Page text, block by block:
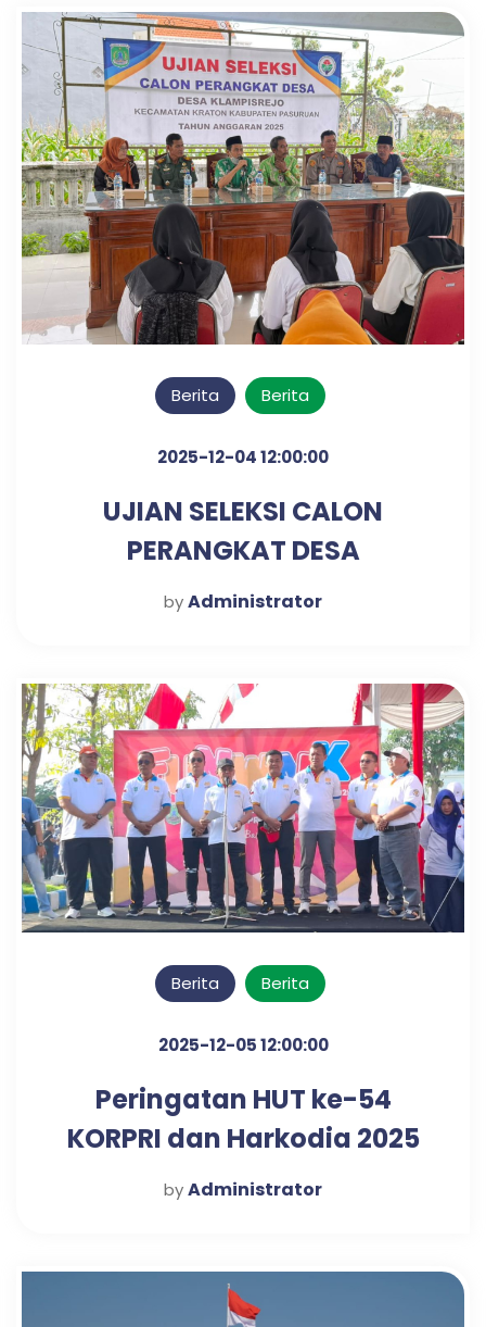
Berita Berita
2025-12-04 12:00:00
UJIAN SELEKSI CALON
PERANGKAT DESA
KLAMPISREJO
byAdministrator
Berita Berita
2025-12-05 12:00:00
Peringatan HUT ke-54
KORPRI dan Harkodia 2025
Kabupaten Pasuruan
byAdministrator